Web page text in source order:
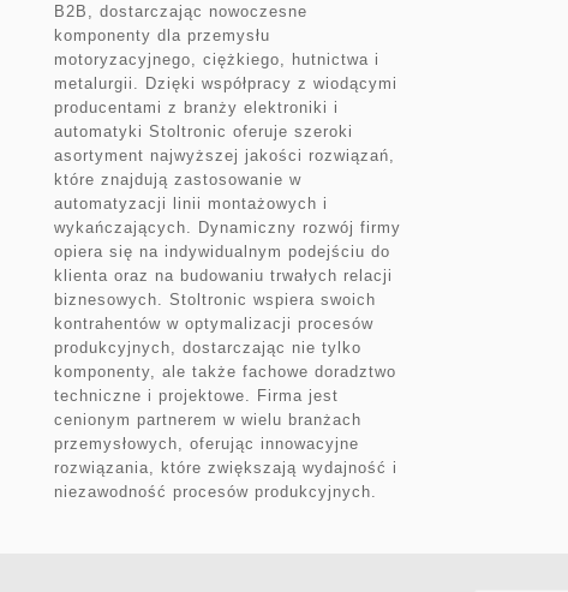
B2B, dostarczając nowoczesne
komponenty dla przemysłu
motoryzacyjnego, ciężkiego, hutnictwa i
metalurgii. Dzięki współpracy z wiodącymi
producentami z branży elektroniki i
automatyki Stoltronic oferuje szeroki
asortyment najwyższej jakości rozwiązań,
które znajdują zastosowanie w
automatyzacji linii montażowych i
wykańczających. Dynamiczny rozwój firmy
opiera się na indywidualnym podejściu do
klienta oraz na budowaniu trwałych relacji
biznesowych. Stoltronic wspiera swoich
kontrahentów w optymalizacji procesów
produkcyjnych, dostarczając nie tylko
komponenty, ale także fachowe doradztwo
techniczne i projektowe. Firma jest
cenionym partnerem w wielu branżach
przemysłowych, oferując innowacyjne
rozwiązania, które zwiększają wydajność i
niezawodność procesów produkcyjnych.